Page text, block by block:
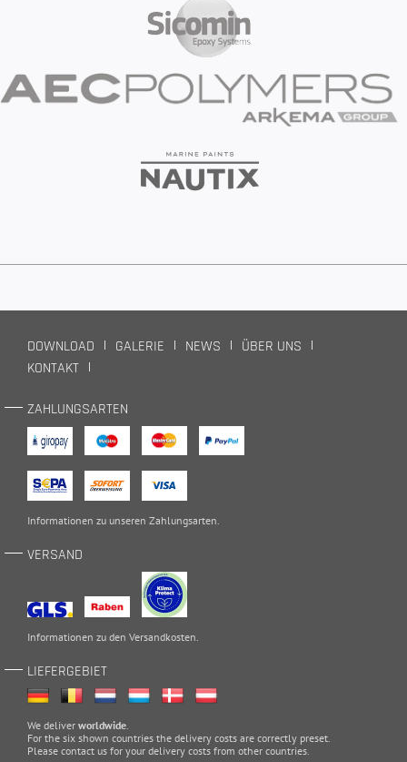
DOWNLOAD GALERIE NEWS
ÜBER UNS
KONTAKT
ZAHLUNGSARTEN
Informationen zu unseren Zahlungsarten
VERSAND
Informationen zu den Versandkosten
LIEFERGEBIET
We deliver worldwide
For the six shown countries the delivery costs are correctly preset.
Please contact us for your delivery costs from other countries.